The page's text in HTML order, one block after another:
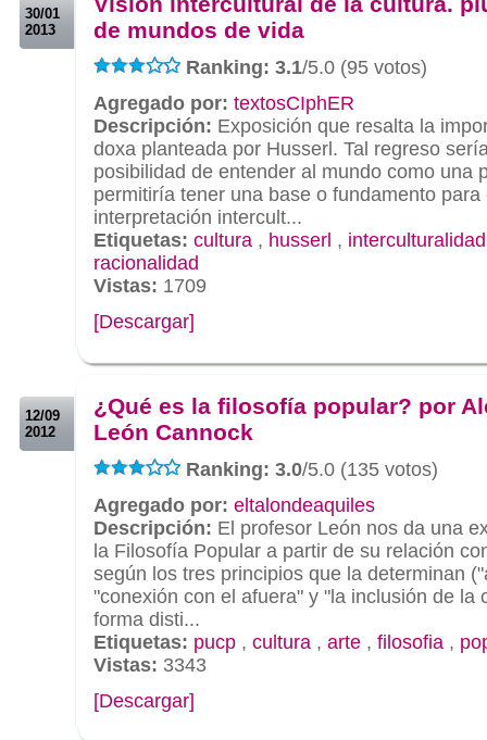
30/01
2013
de mundos de vida
Ranking: 3.1/5.0 (95 votos)
Agregado por: textosCIphER
Descripción: Exposición que resalta la
doxa planteada por Husserl. Tal regreso
posibilidad de entender al mundo como una
permitiría tener una base o fundamento para
interpretación intercult...
Etiquetas: cultura , husserl , interculturalidad
racionalidad
Vistas: 1709
[Descargar]
12/09
2012
¿Qué es la filosofía popular? por
León Cannock
Ranking: 3.0/5.0 (135 votos)
Agregado por: eltalondeaquiles
Descripción: El profesor León nos da una
la Filosofía Popular a partir de su relación
según los tres principios que la determinan
"conexión con el afuera" y "la inclusión de la
forma disti...
Etiquetas: pucp , cultura , arte , filosofia ,
Vistas: 3343
[Descargar]